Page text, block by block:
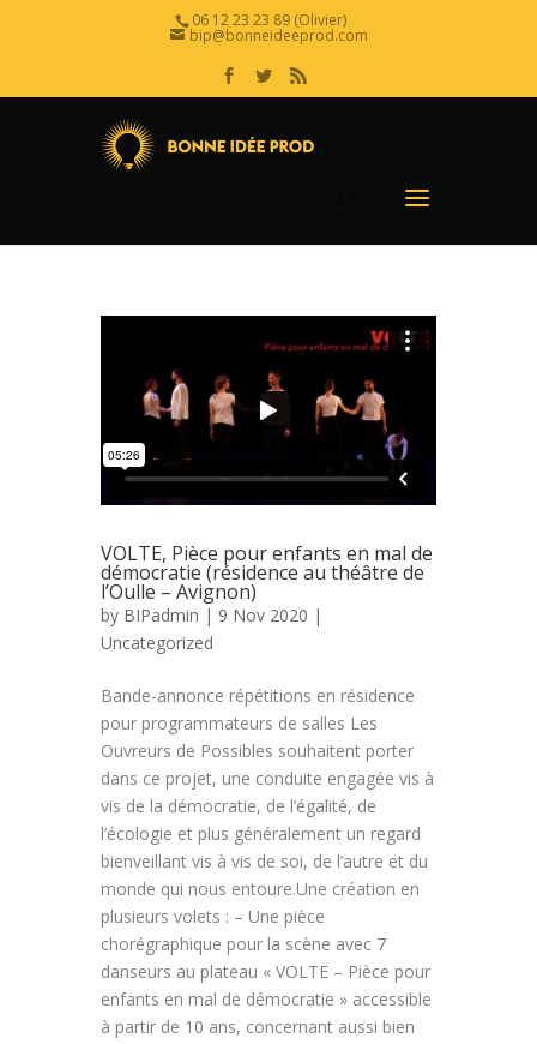
06 12 23 23 89 (Olivier)
bip@bonneideeprod.com
VOLTE, Pièce pour enfants en mal de
démocratie (résidence au théâtre de
l’Oulle – Avignon)
by BIPadmin | 9 Nov 2020 |
Uncategorized
Bande-annonce répétitions en résidence
pour programmateurs de salles Les
Ouvreurs de Possibles souhaitent porter
dans ce projet, une conduite engagée vis à
vis de la démocratie, de l’égalité, de
l’écologie et plus généralement un regard
bienveillant vis à vis de soi, de l’autre et du
monde qui nous entoure.Une création en
plusieurs volets : – Une pièce
chorégraphique pour la scène avec 7
danseurs au plateau « VOLTE – Pièce pour
enfants en mal de démocratie » accessible
à partir de 10 ans, concernant aussi bien